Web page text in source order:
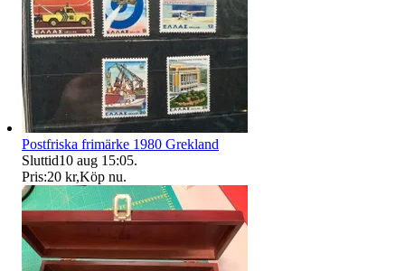
Postfriska frimärke 1980 Grekland
Sluttid10 aug 15:05.
Pris:20 kr,Köp nu.